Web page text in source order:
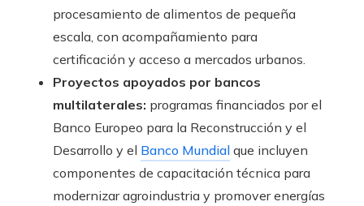
procesamiento de alimentos de pequeña
escala, con acompañamiento para
certificación y acceso a mercados urbanos.
Proyectos apoyados por bancos
multilaterales: programas financiados por el
Banco Europeo para la Reconstrucción y el
Desarrollo y el Banco Mundial que incluyen
componentes de capacitación técnica para
modernizar agroindustria y promover energías